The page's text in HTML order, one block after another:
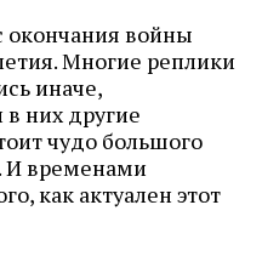
окончания войны
Многие реплики
иначе,
них другие
чудо большого
И временами
как актуален этот